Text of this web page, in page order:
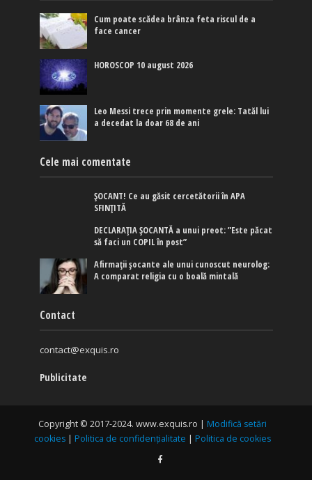
Cum poate scădea brânza feta riscul de a
face cancer
HOROSCOP 10 august 2026
Leo Messi trece prin momente grele: Tatăl lui
a decedat la doar 68 de ani
Cele mai comentate
ȘOCANT! Ce au găsit cercetătorii în APA
SFINȚITĂ
DECLARAȚIA ȘOCANTĂ a unui preot: ”Este păcat
să faci un COPIL în post”
Afirmaţii şocante ale unui cunoscut neurolog:
A comparat religia cu o boală mintală
Contact
contact@exquis.ro
Publicitate
Copyright © 2017-2024. www.exquis.ro | Modifică setări
cookies | Politica de confidențialitate | Politica de cookies